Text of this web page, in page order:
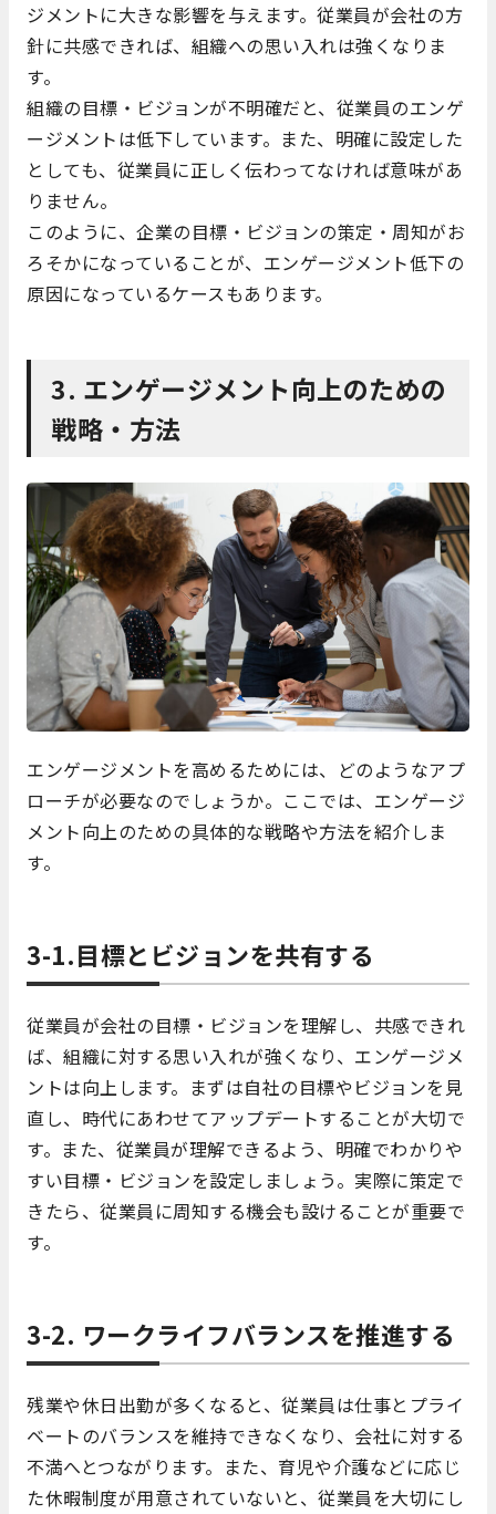
ジメントに大きな影響を与えます。従業員が会社の方
針に共感できれば、組織への思い入れは強くなりま
す。
組織の目標・ビジョンが不明確だと、従業員のエンゲ
ージメントは低下しています。また、明確に設定した
としても、従業員に正しく伝わってなければ意味があ
りません。
このように、企業の目標・ビジョンの策定・周知がお
ろそかになっていることが、エンゲージメント低下の
原因になっているケースもあります。
3. エンゲージメント向上のための
戦略・方法
エンゲージメントを高めるためには、どのようなアプ
ローチが必要なのでしょうか。ここでは、エンゲージ
メント向上のための具体的な戦略や方法を紹介しま
す。
3-1.目標とビジョンを共有する
従業員が会社の目標・ビジョンを理解し、共感できれ
ば、組織に対する思い入れが強くなり、エンゲージメ
ントは向上します。まずは自社の目標やビジョンを見
直し、時代にあわせてアップデートすることが大切で
す。また、従業員が理解できるよう、明確でわかりや
すい目標・ビジョンを設定しましょう。実際に策定で
きたら、従業員に周知する機会も設けることが重要で
す。
3-2. ワークライフバランスを推進する
残業や休日出勤が多くなると、従業員は仕事とプライ
ベートのバランスを維持できなくなり、会社に対する
不満へとつながります。また、育児や介護などに応じ
た休暇制度が用意されていないと、従業員を大切にし